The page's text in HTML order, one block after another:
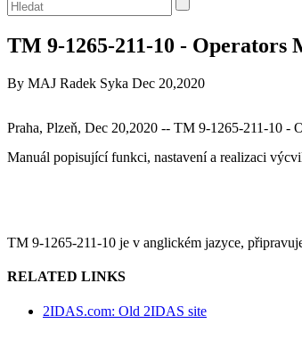
TM 9-1265-211-10 - Operators
By MAJ Radek Syka Dec 20,2020
Praha, Plzeň, Dec 20,2020 -- TM 9-1265-211-10 -
Manuál popisující funkci, nastavení a realizaci
TM 9-1265-211-10 je v anglickém jazyce,
RELATED LINKS
2IDAS.com: Old 2IDAS site